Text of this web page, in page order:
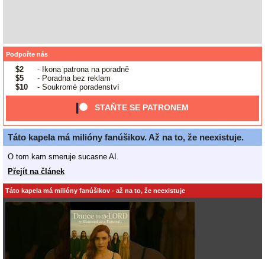
Podpořte nás
$2
- Ikona patrona na poradně
$5
- Poradna bez reklam
$10
- Soukromé poradenství
STAŇTE SE PATRONEM
Táto kapela má milióny fanúšikov. Až na to, že neexistuje.
O tom kam smeruje sucasne AI.
Přejít na článek
Táto kapela má milióny fanúšikov - až na to, že neexistuje